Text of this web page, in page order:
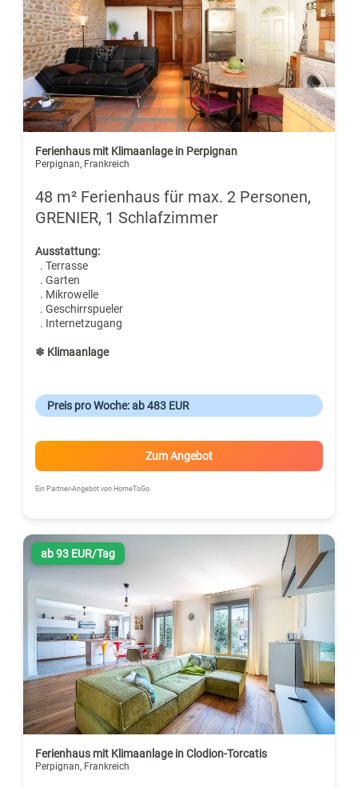
Ferienhaus mit Klimaanlage in Perpignan
Perpignan, Frankreich
48 m² Ferienhaus für max. 2 Personen,
GRENIER, 1 Schlafzimmer
Ausstattung:
. Terrasse
. Garten
. Mikrowelle
. Geschirrspueler
. Internetzugang
❄ Klimaanlage
Preis pro Woche: ab 483 EUR
Zum Angebot
Ein Partner-Angebot von HomeToGo
ab 93 EUR/Tag
Ferienhaus mit Klimaanlage in Clodion-Torcatis
Perpignan, Frankreich